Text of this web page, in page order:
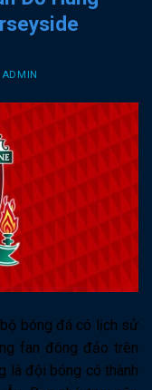
ADMIN
bóng đá có lịch sử
fan đông đảo trên
là đội bóng có thành